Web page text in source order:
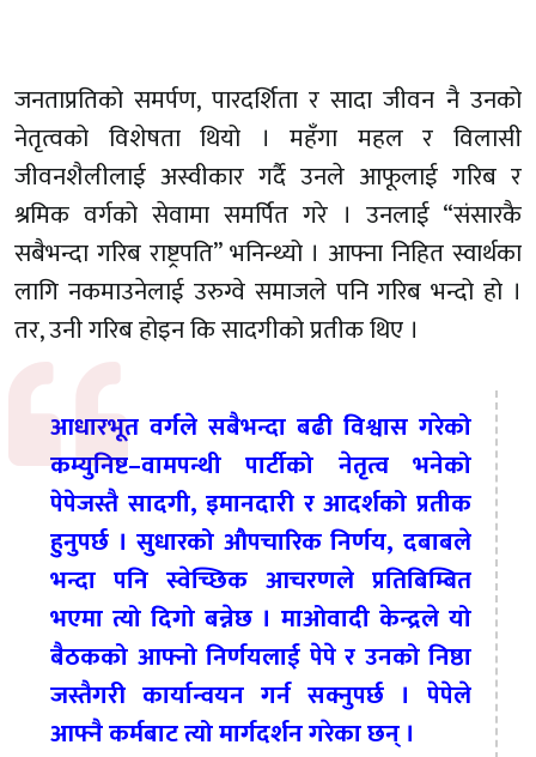
जनताप्रतिको समर्पण, पारदर्शिता र सादा जीवन नै उनको
नेतृत्वको विशेषता थियो । महँगा महल र विलासी
जीवनशैलीलाई अस्वीकार गर्दै उनले आफूलाई गरिब र
श्रमिक वर्गको सेवामा समर्पित गरे । उनलाई “संसारकै
सबैभन्दा गरिब राष्ट्रपति” भनिन्थ्यो । आफ्ना निहित स्वार्थका
लागि नकमाउनेलाई उरुग्वे समाजले पनि गरिब भन्दो हो ।
तर, उनी गरिब होइन कि सादगीको प्रतीक थिए ।
आधारभूत वर्गले सबैभन्दा बढी विश्वास गरेको
कम्युनिष्ट–वामपन्थी पार्टीको नेतृत्व भनेको
पेपेजस्तै सादगी, इमानदारी र आदर्शको प्रतीक
हुनुपर्छ । सुधारको औपचारिक निर्णय, दबाबले
भन्दा पनि स्वेच्छिक आचरणले प्रतिबिम्बित
भएमा त्यो दिगो बन्नेछ । माओवादी केन्द्रले यो
बैठकको आफ्नो निर्णयलाई पेपे र उनको निष्ठा
जस्तैगरी कार्यान्वयन गर्न सक्नुपर्छ । पेपेले
आफ्नै कर्मबाट त्यो मार्गदर्शन गरेका छन् ।